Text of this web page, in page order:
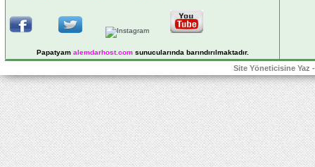
Papatyam alemdarhost.comsunucularında barındırılmaktadır.
Site Yöneticisine Yaz